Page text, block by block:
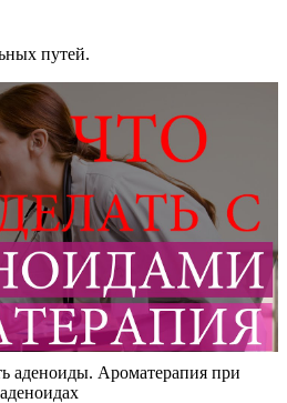
путей.
аденоиды. Ароматерапия при
аденоидах